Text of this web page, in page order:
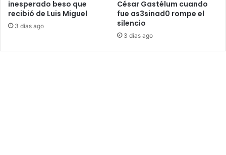
inesperado beso que
recibió de Luis Miguel
3 días ago
César Gastélum cuando
fue as3sinad0 rompe el
silencio
3 días ago